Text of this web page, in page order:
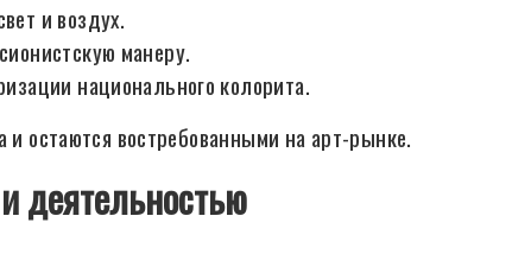
и воздух.
манеру.
национального колорита.
остаются востребованными на арт-рынке.
деятельностью